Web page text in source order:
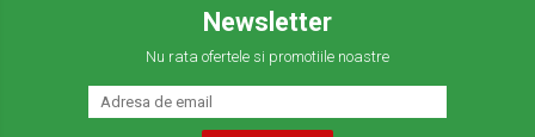
Newsletter
Nu rata ofertele si promotiile noastre